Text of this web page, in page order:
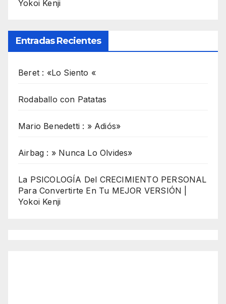
Yokoi Kenji
Entradas Recientes
Beret : «Lo Siento «
Rodaballo con Patatas
Mario Benedetti : » Adiós»
Airbag : » Nunca Lo Olvides»
La PSICOLOGÍA Del CRECIMIENTO PERSONAL
Para Convertirte En Tu MEJOR VERSIÓN |
Yokoi Kenji